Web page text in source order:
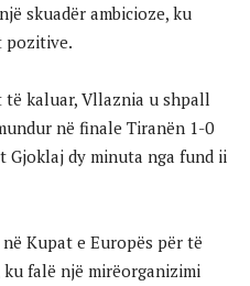
skuadër ambicioze, ku
pozitive.
kaluar, Vllaznia u shpall
në finale Tiranën 1-0
Gjoklaj dy minuta nga fund ii
Kupat e Europës për të
falë një mirëorganizimi